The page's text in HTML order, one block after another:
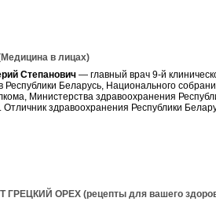
в лицах)
Степанович — главный врач 9-й
Беларусь, Национального
Министерства здравоохранения
Отличник здравоохранения Республики
ОРЕХ (рецепты для вашего